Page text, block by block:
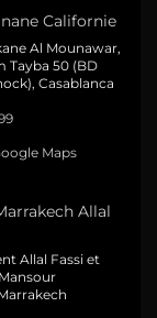
Californie
Al Mounawar,
Tayba 50 (BD
Casablanca
Maps
Allal
Allal Fassi et